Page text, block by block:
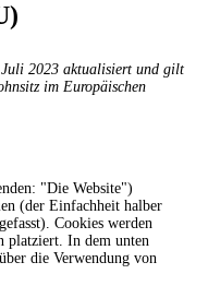
2023 aktualisiert und gilt
im Europäischen
"Die Website")
(der Einfachheit halber
Cookies werden
platziert. In dem unten
die Verwendung von